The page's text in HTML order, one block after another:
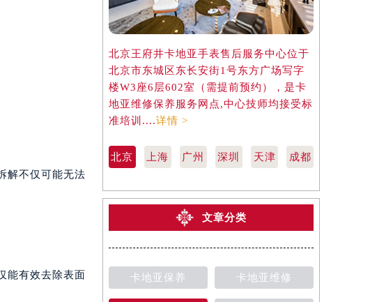
解不仅可能无法
能有效去除表面
北京王府井卡地亚手表售后服务中心位于
北京市东城区东长安街1号东方广场写字
楼W3座6层602室（需提前预约），是卡
地亚维修保养服务网点,中心技师均接受标
准培训....详情 >
北京 上海 广州 深圳 天津 成都
文章分类
卡地亚保养 卡地亚维修